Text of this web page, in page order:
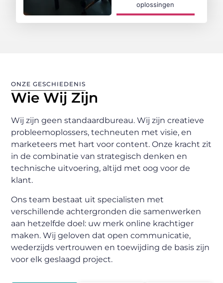
oplossingen
ONZE GESCHIEDENIS
Wie Wij Zijn
Wij zijn geen standaardbureau. Wij zijn creatieve
probleemoplossers, techneuten met visie, en
marketeers met hart voor content. Onze kracht zit
in de combinatie van strategisch denken en
technische uitvoering, altijd met oog voor de
klant.
Ons team bestaat uit specialisten met
verschillende achtergronden die samenwerken
aan hetzelfde doel: uw merk online krachtiger
maken. Wij geloven dat open communicatie,
wederzijds vertrouwen en toewijding de basis zijn
voor elk geslaagd project.